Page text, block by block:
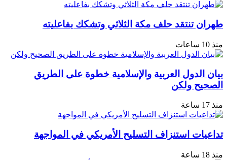
طهران تنتقد حلف مكة الثلاثي وتشكك بفاعليته
منذ 10 ساعات
بيان الدول العربية والإسلامية خطوة على الطريق
الصحيح ولكن
منذ 17 ساعة
تداعيات استنزاف التسليح الأمريكي في المواجهة
منذ 18 ساعة